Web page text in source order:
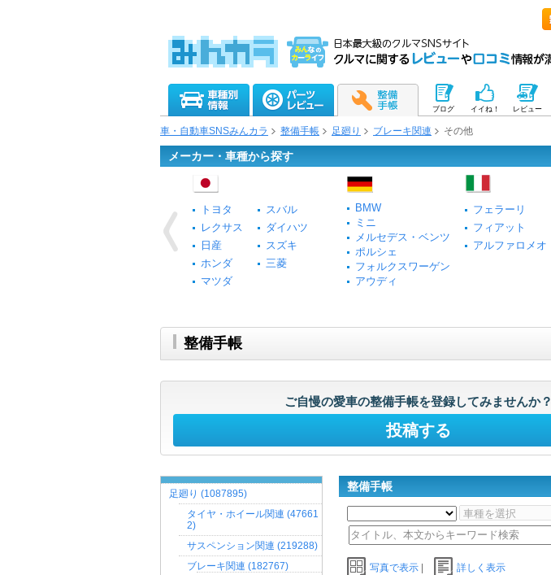
ブログ イイね！ レビュー
車・自動車SNSみんカラ 整備手帳 足廻り ブレーキ関連 その他
メーカー・車種から探す
トヨタ
レクサス
日産
ホンダ
マツダ
スバル
ダイハツ
スズキ
三菱
BMW
ミニ
メルセデス・ベンツ
ポルシェ
フォルクスワーゲン
アウディ
フェラーリ
フィアット
アルファロメオ
整備手帳
ご自慢の愛車の整備手帳を登録してみませんか？
投稿する
足廻り (1087895)
タイヤ・ホイール関連 (47661
2)
サスペンション関連 (219288)
ブレーキ関連 (182767)
整備手帳
写真で表示 詳しく表示